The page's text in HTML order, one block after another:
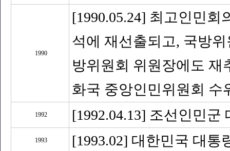
1990
[1990.05.24] 최고인민
석에 재선출되고, 국방
방위원회 위원장에도
화국 중앙인민위원회 수
1992 [1992.04.13] 조선인민군
1993 [1993.02] 대한민국 대